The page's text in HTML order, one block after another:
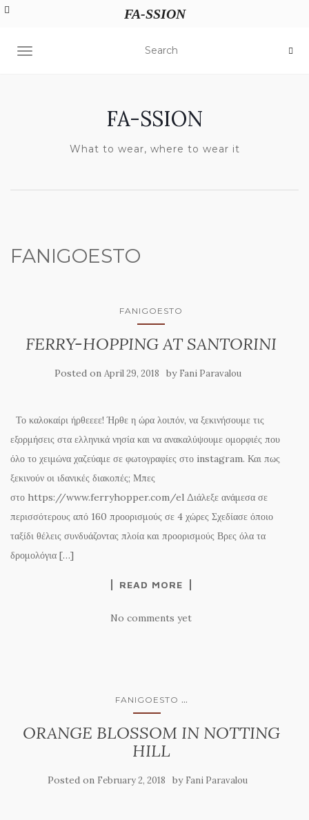
TOGGLE NAVIGATION
FA-SSION
What to wear, where to wear it
FANIGOESTO
FANIGOESTO
FERRY-HOPPING AT SANTORINI
Posted on April 29, 2018 by Fani Paravalou
Το καλοκαίρι ήρθεεεε! Ήρθε η ώρα λοιπόν, να ξεκινήσουμε τις
εξορμήσεις στα ελληνικά νησία και να ανακαλύψουμε ομορφιές που
όλο το χειμώνα χαζεύαμε σε φωτογραφίες στο instagram. Και πως
ξεκινούν οι ιδανικές διακοπές; Μπες
στο https://www.ferryhopper.com/el Διάλεξε ανάμεσα σε
περισσότερους από 160 προορισμούς σε 4 χώρες Σχεδίασε όποιο
ταξίδι θέλεις συνδυάζοντας πλοία και προορισμούς Βρες όλα τα
δρομολόγια […]
READ MORE
No comments yet
FANIGOESTO ...
ORANGE BLOSSOM IN NOTTING
HILL
Posted on February 2, 2018 by Fani Paravalou
FA-SSION